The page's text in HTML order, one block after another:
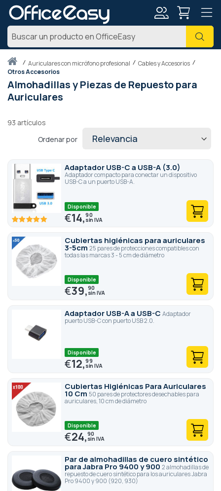
Inicioauriculares con micrófono profesional
Cables y Accesorios
Otros Accesorios
Almohadillas y Piezas de Repuesto para
Auriculares
93 artículos
Ordenar por
Adaptador USB-C a USB-A (3.0)
Adaptador compacto para conectar un dispositivo
USB-C a un puerto USB-A.
100 100
Disponible
€14,90
Cubiertas higiénicas para auriculares
3-5cm 25 pares de protecciones compatibles con
todas las marcas 3 - 5 cm de diámetro
Disponible
€39,90
Adaptador USB-A a USB-C Adaptador
puerto USB-C con puerto USB 2.0.
Disponible
€12,99
Cubiertas Higiénicas Para Auriculares
10 Cm 50 pares de protectores desechables para
auriculares, 10 cm de diámetro
Disponible
€24,90
Par de almohadillas de cuero sintético
para Jabra Pro 9400 y 900 2 almohadillas de
repuesto de cuero sintético para los auriculares Jabra
Pro 9400 y 900 (920, 930)